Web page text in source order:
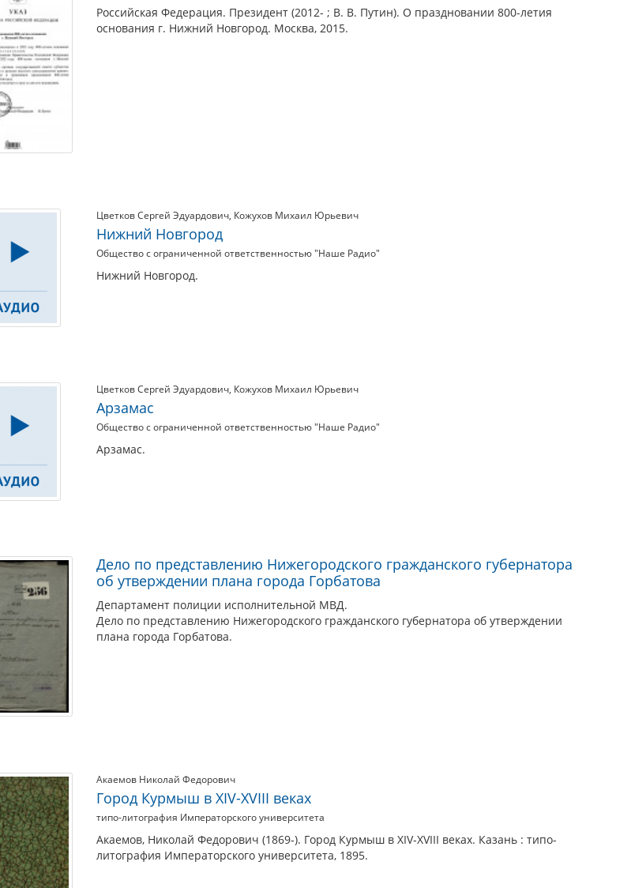
Российская Федерация. Президент (2012- ; В. В. Путин). О праздновании 800-летия
основания г. Нижний Новгород. Москва, 2015.
Цветков Сергей Эдуардович, Кожухов Михаил Юрьевич
Нижний Новгород
Общество с ограниченной ответственностью "Наше Радио"
Нижний Новгород.
Цветков Сергей Эдуардович, Кожухов Михаил Юрьевич
Арзамас
Общество с ограниченной ответственностью "Наше Радио"
Арзамас.
Дело по представлению Нижегородского гражданского губернатора
об утверждении плана города Горбатова
Департамент полиции исполнительной МВД.
Дело по представлению Нижегородского гражданского губернатора об утверждении
плана города Горбатова.
Акаемов Николай Федорович
Город Курмыш в XIV-XVIII веках
типо-литография Императорского университета
Акаемов, Николай Федорович (1869-). Город Курмыш в XIV-XVIII веках. Казань : типо-
литография Императорского университета, 1895.